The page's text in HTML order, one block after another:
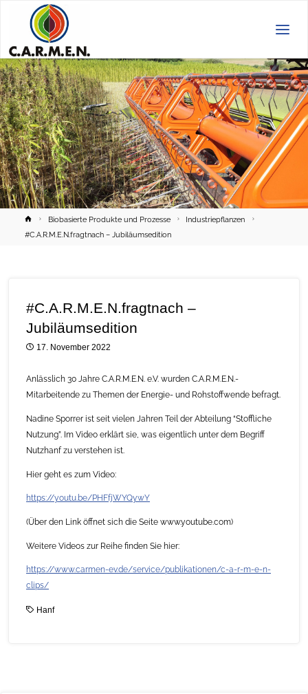
HomeBiobasierte Produkte und Prozesse
Industriepflanzen
#C.A.R.M.E.N.fragtnach – Jubiläumsedition
#C.A.R.M.E.N.fragtnach –
Jubiläumsedition
17. November 2022
Anlässlich 30 Jahre C.A.R.M.E.N. e.V. wurden C.A.R.M.E.N.-
Mitarbeitende zu Themen der Energie- und Rohstoffwende befragt.
Nadine Sporrer ist seit vielen Jahren Teil der Abteilung “Stoffliche
Nutzung”. Im Video erklärt sie, was eigentlich unter dem Begriff
Nutzhanf zu verstehen ist.
Hier geht es zum Video:
https://youtu.be/PHFfjWYQywY
(Über den Link öffnet sich die Seite www.youtube.com)
Weitere Videos zur Reihe finden Sie hier:
https://www.carmen-ev.de/service/publikationen/c-a-r-m-e-n-
clips/
Hanf